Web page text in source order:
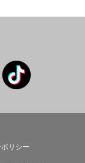
リシー